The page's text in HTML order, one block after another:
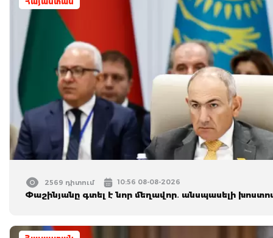
2569 դիտում 10:56 08-08-2026
Փաշինյանը գտել է նոր մեղավոր․ անսպասելի